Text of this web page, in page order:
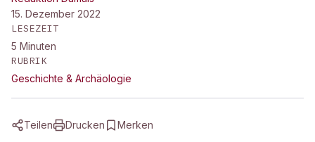
15. Dezember 2022
LESEZEIT
5 Minuten
RUBRIK
Geschichte & Archäologie
Teilen Drucken Merken